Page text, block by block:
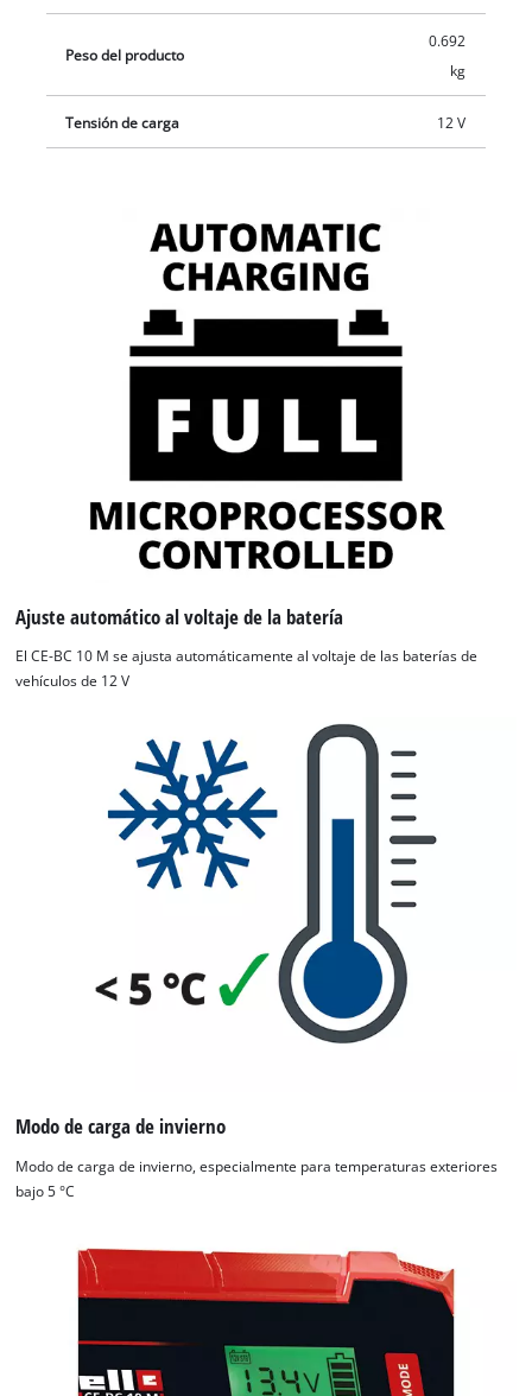
¡Necesitamos su consentimiento para
cargar el servicio Google Maps!
This content is not permitted to load due
to trackers that are not disclosed to the
visitor. The website owner needs to setup
the site with their CMP to add this content
to the list of technologies used.
Peso del producto
0.692
kg
Tensión de carga 12 V
Ajuste automático al voltaje de la batería
El CE-BC 10 M se ajusta automáticamente al voltaje de las baterías de
vehículos de 12 V
Modo de carga de invierno
Modo de carga de invierno, especialmente para temperaturas exteriores
bajo 5 °C